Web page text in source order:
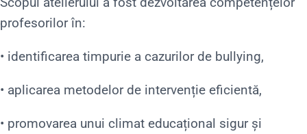
profesorilor în:
• identificarea timpurie a cazurilor de bullying,
• aplicarea metodelor de intervenție eficientă,
• promovarea unui climat educațional sigur și